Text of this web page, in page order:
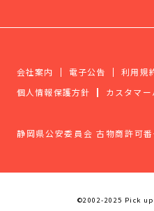
会社案内 電子公告
利用規
個人情報保護方針
カスタマ
静岡県公安委員会 古物商許可
©2002-2025 Pick